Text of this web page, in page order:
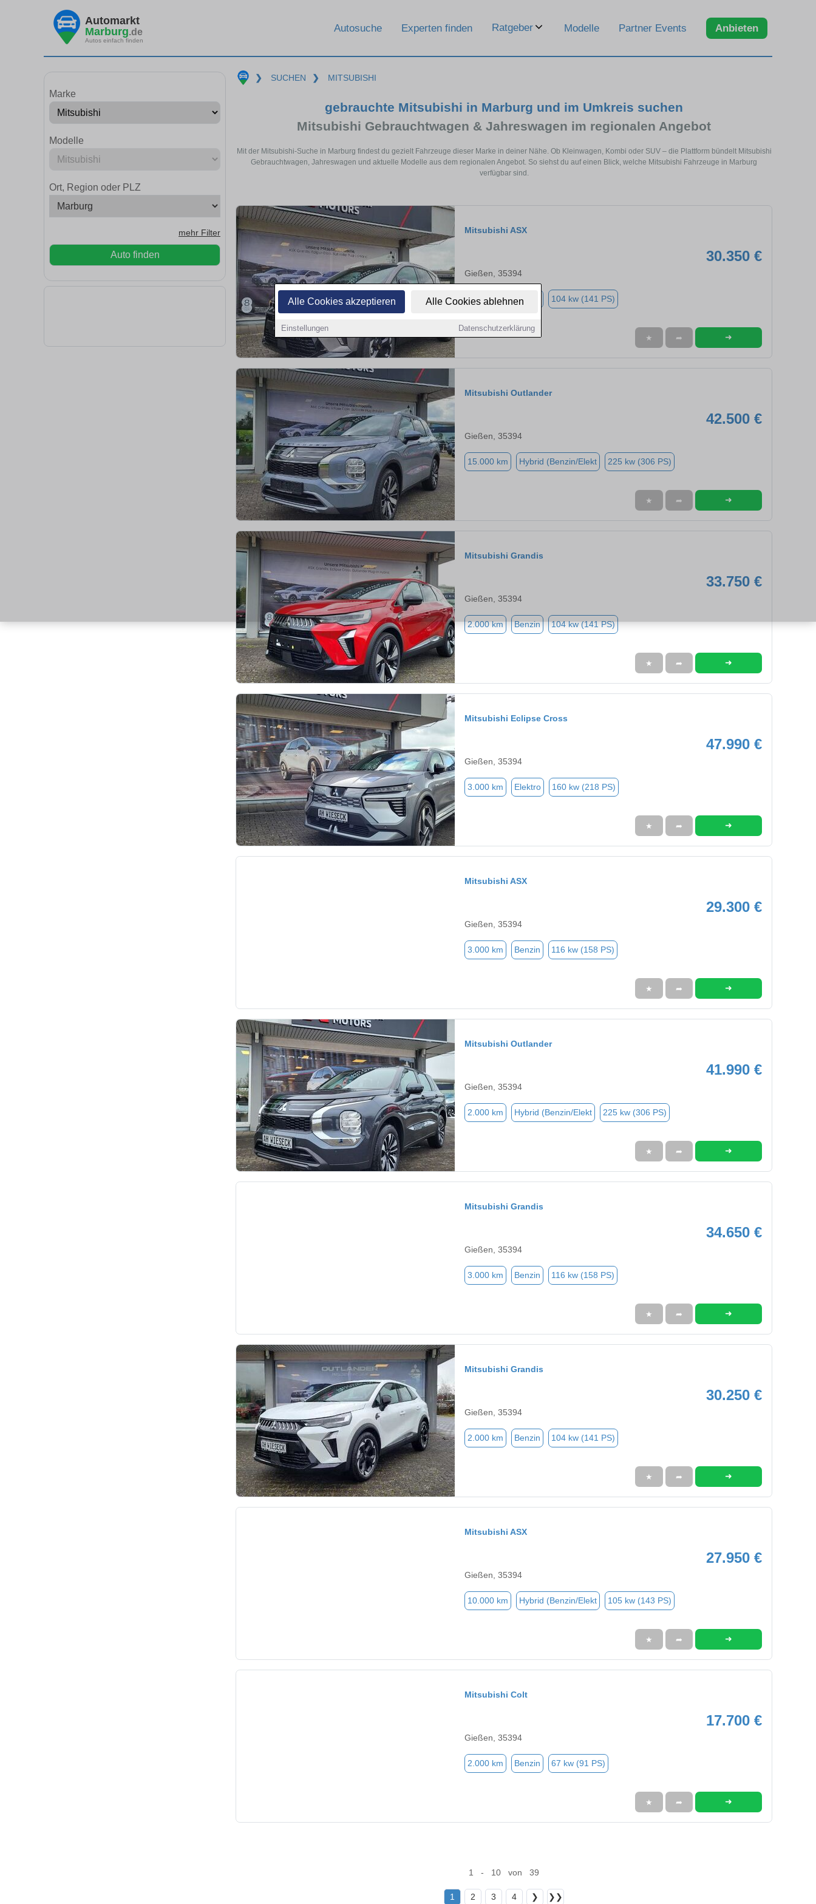
Alle Cookies akzeptieren Alle Cookies ablehnen
Einstellungen Datenschutzerklärung
Automarkt
Marburg.de
Autos einfach finden
Autosuche Experten finden Ratgeber Modelle Partner Events Anbieten
Marke
Modelle
Ort, Region oder PLZ
mehr Filter
Auto finden
❯ SUCHEN ❯ MITSUBISHI
gebrauchte Mitsubishi in Marburg und im Umkreis suchen
Mitsubishi Gebrauchtwagen & Jahreswagen im regionalen Angebot
Mit der Mitsubishi-Suche in Marburg findest du gezielt Fahrzeuge dieser Marke in deiner Nähe. Ob Kleinwagen, Kombi oder SUV – die Plattform bündelt Mitsubishi
Gebrauchtwagen, Jahreswagen und aktuelle Modelle aus dem regionalen Angebot. So siehst du auf einen Blick, welche Mitsubishi Fahrzeuge in Marburg
verfügbar sind.
Mitsubishi ASX
30.350 €
Gießen, 35394
3.000 km Benzin 104 kw (141 PS)
★ ➦ ➜
Mitsubishi Outlander
42.500 €
Gießen, 35394
15.000 km Hybrid (Benzin/Elekt 225 kw (306 PS)
★ ➦ ➜
Mitsubishi Grandis
33.750 €
Gießen, 35394
2.000 km Benzin 104 kw (141 PS)
★ ➦ ➜
Mitsubishi Eclipse Cross
47.990 €
Gießen, 35394
3.000 km Elektro 160 kw (218 PS)
★ ➦ ➜
Mitsubishi ASX
29.300 €
Gießen, 35394
3.000 km Benzin 116 kw (158 PS)
★ ➦ ➜
Mitsubishi Outlander
41.990 €
Gießen, 35394
2.000 km Hybrid (Benzin/Elekt 225 kw (306 PS)
★ ➦ ➜
Mitsubishi Grandis
34.650 €
Gießen, 35394
3.000 km Benzin 116 kw (158 PS)
★ ➦ ➜
Mitsubishi Grandis
30.250 €
Gießen, 35394
2.000 km Benzin 104 kw (141 PS)
★ ➦ ➜
Mitsubishi ASX
27.950 €
Gießen, 35394
10.000 km Hybrid (Benzin/Elekt 105 kw (143 PS)
★ ➦ ➜
Mitsubishi Colt
17.700 €
Gießen, 35394
2.000 km Benzin 67 kw (91 PS)
★ ➦ ➜
1 - 10 von 39
1 2 3 4 ❯ ❯❯